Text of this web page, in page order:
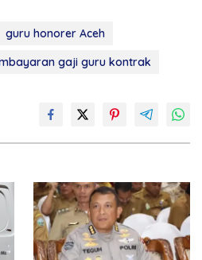
guru honorer Aceh
gaji guru kontrak